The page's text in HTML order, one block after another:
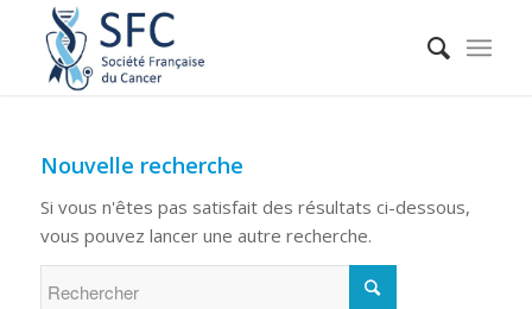
Nouvelle recherche
Si vous n'êtes pas satisfait des résultats ci-dessous,
vous pouvez lancer une autre recherche.